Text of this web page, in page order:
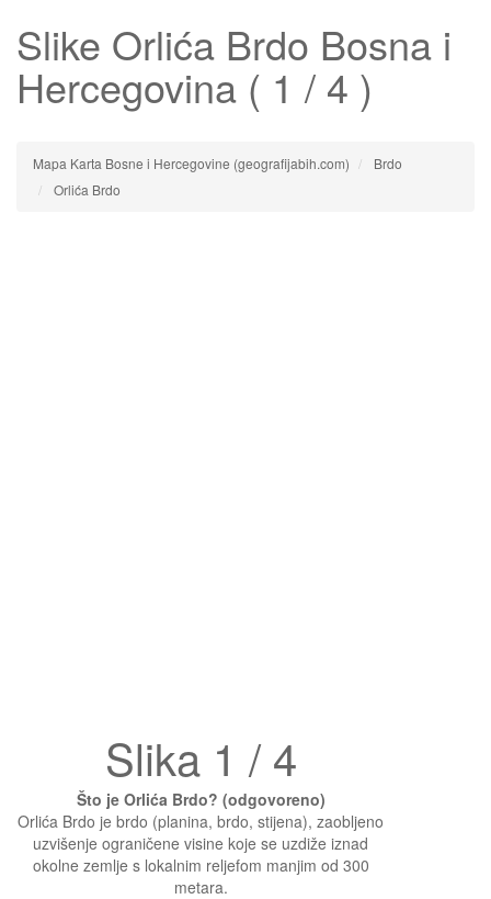
Slike Orlića Brdo Bosna i
Hercegovina ( 1 / 4 )
Mapa Karta Bosne i Hercegovine (geografijabih.com)
Brdo
Orlića Brdo
Slika 1 / 4
Što je Orlića Brdo? (odgovoreno)
Orlića Brdo je brdo (planina, brdo, stijena), zaobljeno
uzvišenje ograničene visine koje se uzdiže iznad
okolne zemlje s lokalnim reljefom manjim od 300
metara.